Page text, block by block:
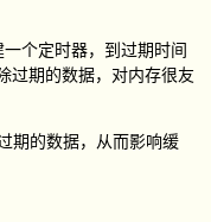
个定时器，到过期时间
过期的数据，对内存很友
期的数据，从而影响缓